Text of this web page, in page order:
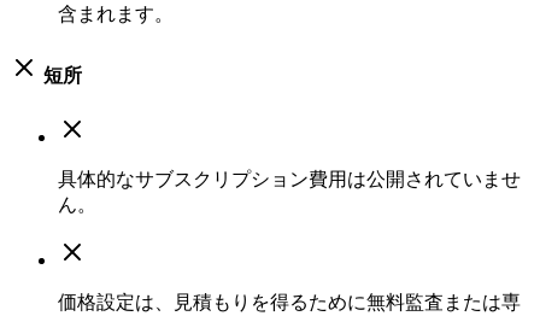
含まれます。
短所
具体的なサブスクリプション費用は公開されていませ
ん。
価格設定は、見積もりを得るために無料監査または専